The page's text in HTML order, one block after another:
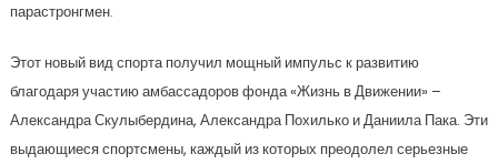
парастронгмен.
Этот новый вид спорта получил мощный импульс к развитию
благодаря участию амбассадоров фонда «Жизнь в Движении» –
Александра Скулыбердина, Александра Похилько и Даниила Пака. Эти
выдающиеся спортсмены, каждый из которых преодолел серьезные